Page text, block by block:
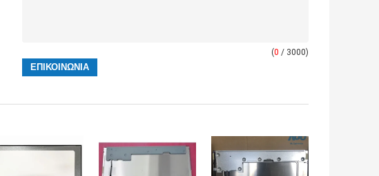
(0 / 3000)